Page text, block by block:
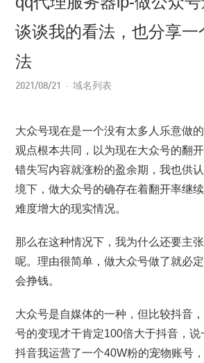
谈谈我的看法，也分享一
法
2021/08/21 域名列表
大众号现在是一个没有太多人乐意做
观点根本共同，以为现在大众号的翻
错失写内容就涨粉的盈余期，我也供
境下，做大众号的确存在着翻开率继
难度增大的现实情况。
那么在这种情况下，我为什么还要主
呢。理由很简单，做大众号做了就必
会挣钱。
大众号是自媒体的一种，但比较抖音
号的变现才干肯定100倍大于抖音，说
抖音我运营了一个40W粉的宠物账号